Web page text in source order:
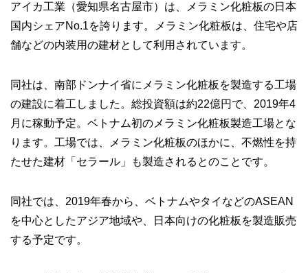
アイカ工業（愛知県名古屋市）は、メラミン化粧板の日本
国内シェアNo.1を誇ります。メラミン化粧板は、住宅や店
舗などの内装用の建材として利用されています。
同社は、南部ドンナイ省にメラミン化粧板を製造する工場
の建設に着工しました。総投資額は約22億円で、2019年4
月に稼動予定。ベトナム初のメラミン化粧板製造工場とな
ります。工場では、メラミン化粧板のほかに、不燃性を持
たせた建材「セラール」も製造されるとのことです。
同社では、2019年春から、ベトナムやタイなどのASEAN
を中心としたアジア地域や、日本向けの化粧板を製造販売
する予定です。